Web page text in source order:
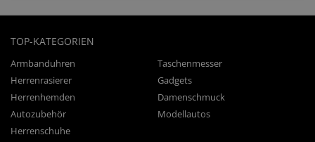
TOP-KATEGORIEN
Armbanduhren
Taschenmesser
Herrenrasierer
Gadgets
Herrenhemden
Damenschmuck
Autozubehör
Modellautos
Herrenschuhe